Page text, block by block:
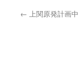
← 上関原発計画